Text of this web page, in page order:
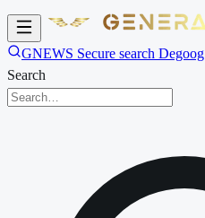
GNEWS Secure search Degoog
Search